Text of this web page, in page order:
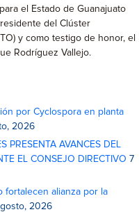
el Estado de Guanajuato
del Clúster
y como testigo de honor, el
Rodríguez Vallejo.
por Cyclospora en planta
2026
PRESENTA AVANCES DEL
EL CONSEJO DIRECTIVO 7
fortalecen alianza por la
2026